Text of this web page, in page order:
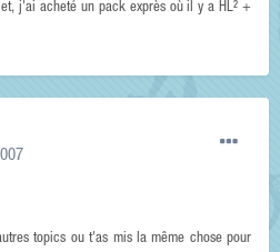
j'ai acheté un pack exprès où il y a HL² +
topics ou t'as mis la même chose pour